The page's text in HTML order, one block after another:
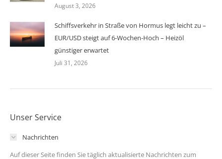
August 3, 2026
Schiffsverkehr in Straße von Hormus legt leicht zu –
EUR/USD steigt auf 6-Wochen-Hoch – Heizöl
günstiger erwartet
Juli 31, 2026
Unser Service
Nachrichten
Auf dieser Seite finden Sie täglich aktualisierte Nachrichten zum